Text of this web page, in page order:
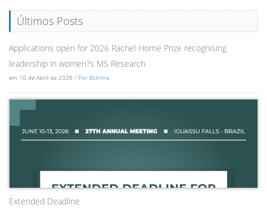
Últimos Posts
Applications open for 2026 Rachel Horne Prize recognising
leadership in women?s MS Research
em 10 de Abril de 2026 / Por Bctrims
Extended Deadline